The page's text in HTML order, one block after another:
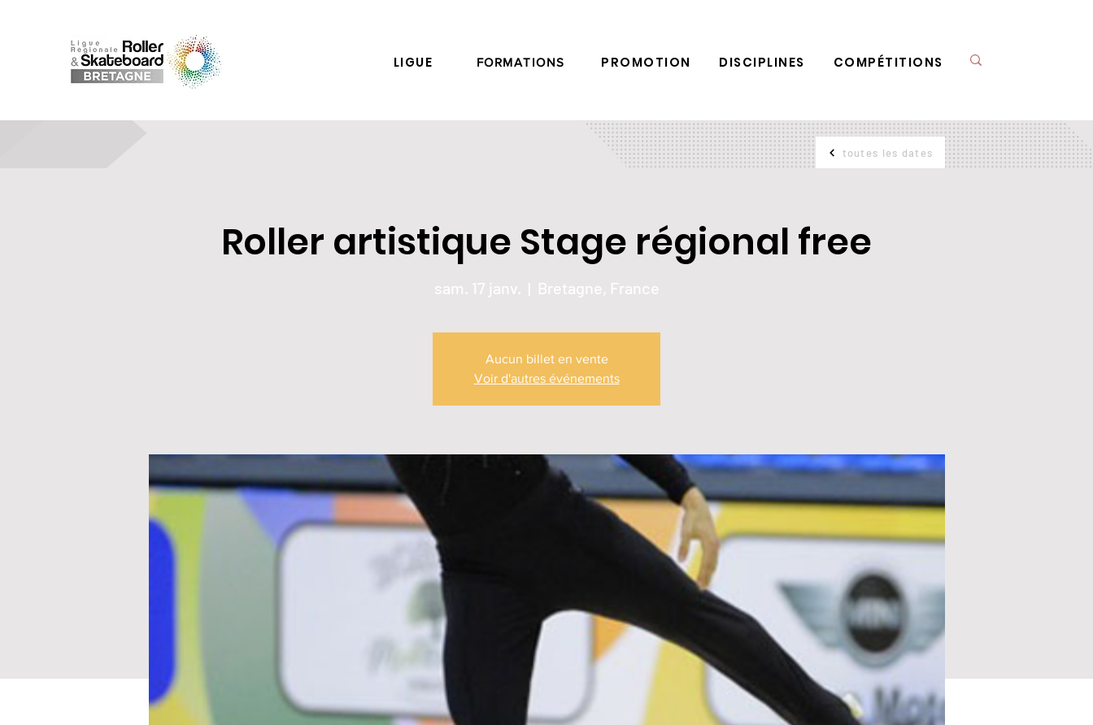
LIGUE FORMATIONS PROMOTION DISCIPLINES COMPÉTITIONS
Roller artistique Stage régional free
sam. 17 janv.
  |
Bretagne, France
Aucun billet en vente
Voir d'autres événements
toutes les dates